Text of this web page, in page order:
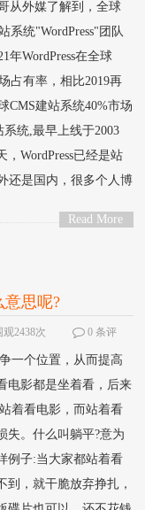
从外媒了解到，全球
系统"WordPress"团队
年WordPress在全球
占有率，相比2019再
CMS建站系统40%市场
系统,最早上线于2003
WordPress已经是站
还是国内，很多个人博
Read More
意思呢?
2438次
0 条评
一个位置，从而提高
电影都是坐着看，后来
着看电影，而站着看
失。什么叫躺平?意为
例子:当大家都站着看
，就干脆放弃挣扎，